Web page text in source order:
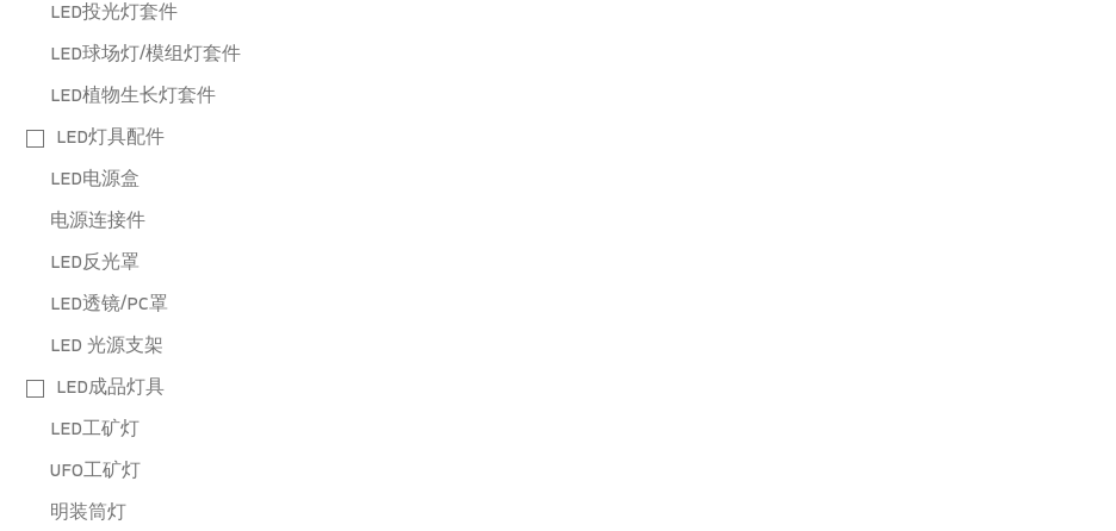
LED投光灯套件
LED球场灯/模组灯套件
LED植物生长灯套件
LED灯具配件
LED电源盒
电源连接件
LED反光罩
LED透镜/PC罩
LED 光源支架
LED成品灯具
LED工矿灯
UFO工矿灯
明装筒灯